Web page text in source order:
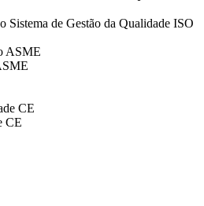
Sistema de Gestão da Qualidade ISO
CE